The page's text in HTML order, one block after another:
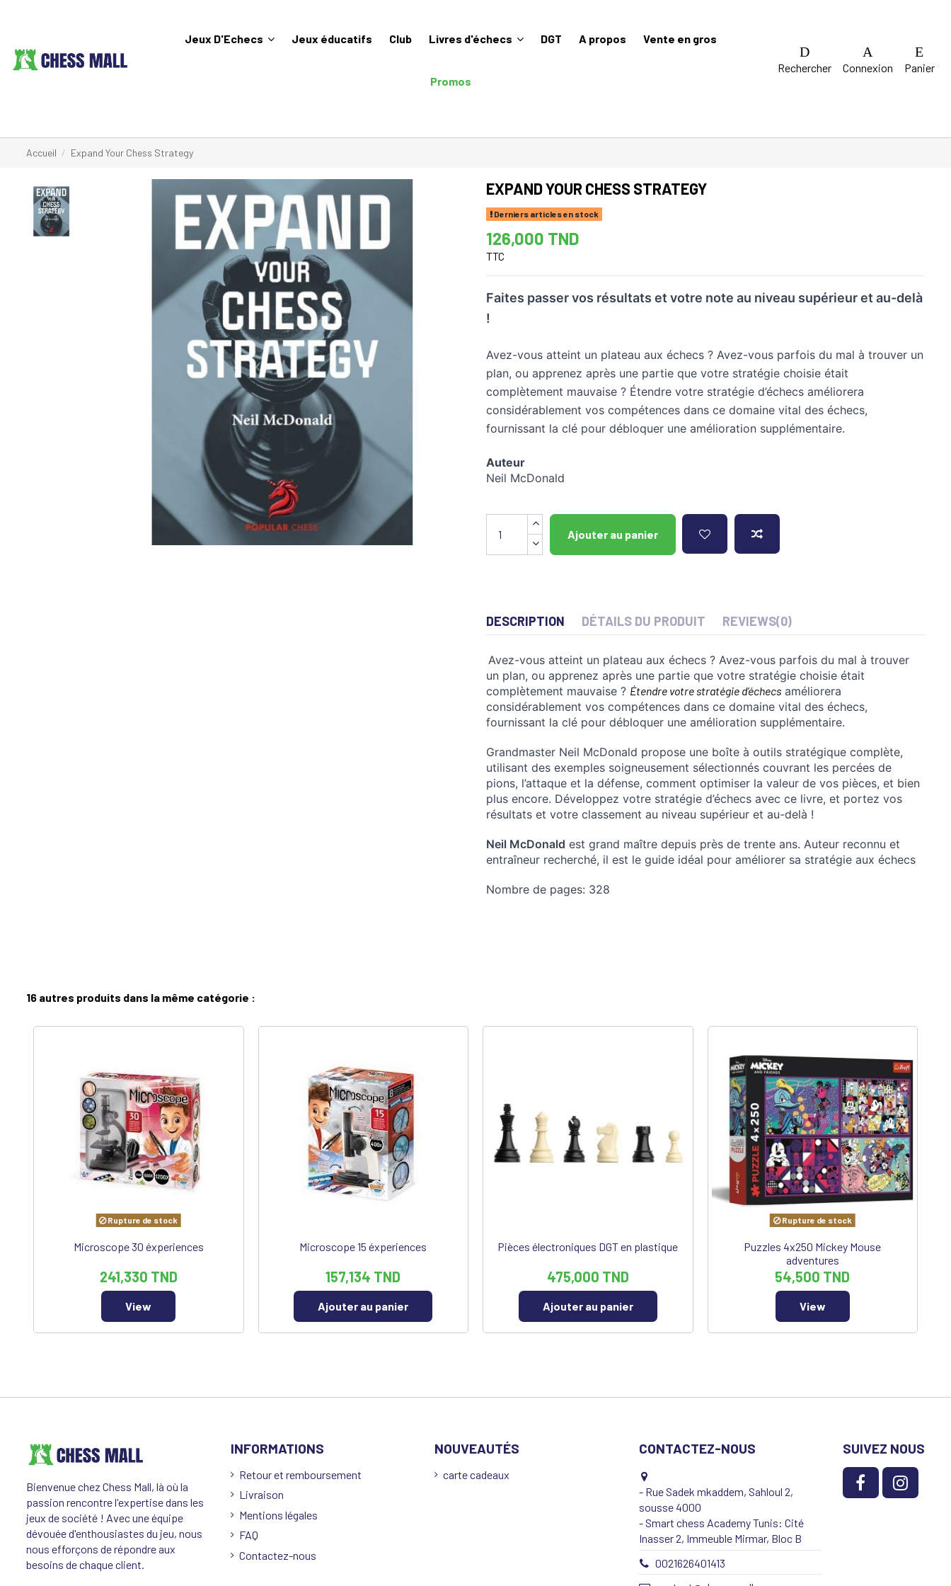
Jeux D'Echecs Jeux éducatifs Club Livres d'échecs DGT A propos Vente en gros
Promos
Rechercher Connexion Panier
Accueil Expand Your Chess Strategy
EXPAND YOUR CHESS STRATEGY
Derniers articles en stock
126,000 TND
TTC
Faites passer vos résultats et votre note au niveau supérieur et au-delà
!
Avez-vous atteint un plateau aux échecs ? Avez-vous parfois du mal à trouver un
plan, ou apprenez après une partie que votre stratégie choisie était
complètement mauvaise ? Étendre votre stratégie d’échecs améliorera
considérablement vos compétences dans ce domaine vital des échecs,
fournissant la clé pour débloquer une amélioration supplémentaire.
Auteur
Neil McDonald
Ajouter au panier
DESCRIPTION DÉTAILS DU PRODUIT REVIEWS(0)
Avez-vous atteint un plateau aux échecs ? Avez-vous parfois du mal à trouver
un plan, ou apprenez après une partie que votre stratégie choisie était
complètement mauvaise ? Étendre votre stratégie d’échecs améliorera
considérablement vos compétences dans ce domaine vital des échecs,
fournissant la clé pour débloquer une amélioration supplémentaire.
Grandmaster Neil McDonald propose une boîte à outils stratégique complète,
utilisant des exemples soigneusement sélectionnés couvrant les percées de
pions, l’attaque et la défense, comment optimiser la valeur de vos pièces, et bien
plus encore. Développez votre stratégie d’échecs avec ce livre, et portez vos
résultats et votre classement au niveau supérieur et au-delà !
Neil McDonald est grand maître depuis près de trente ans. Auteur reconnu et
entraîneur recherché, il est le guide idéal pour améliorer sa stratégie aux échecs
Nombre de pages: 328
16 autres produits dans la même catégorie :
Rupture de stock
Microscope 30 éxperiences
241,330 TND
View
Microscope 15 éxperiences
157,134 TND
Ajouter au panier
Pièces électroniques DGT en plastique
475,000 TND
Ajouter au panier
Rupture de stock
Puzzles 4x250 Mickey Mouse
adventures
54,500 TND
View
Bienvenue chez Chess Mall, là où la
passion rencontre l'expertise dans les
jeux de société ! Avec une équipe
dévouée d'enthousiastes du jeu, nous
nous efforçons de répondre aux
besoins de chaque client.
INFORMATIONS
Retour et remboursement
Livraison
Mentions légales
FAQ
Contactez-nous
NOUVEAUTÉS
carte cadeaux
CONTACTEZ-NOUS
- Rue Sadek mkaddem, Sahloul 2,
sousse 4000
- Smart chess Academy Tunis: Cité
Inasser 2, Immeuble Mirmar, Bloc B
0021626401413
SUIVEZ NOUS